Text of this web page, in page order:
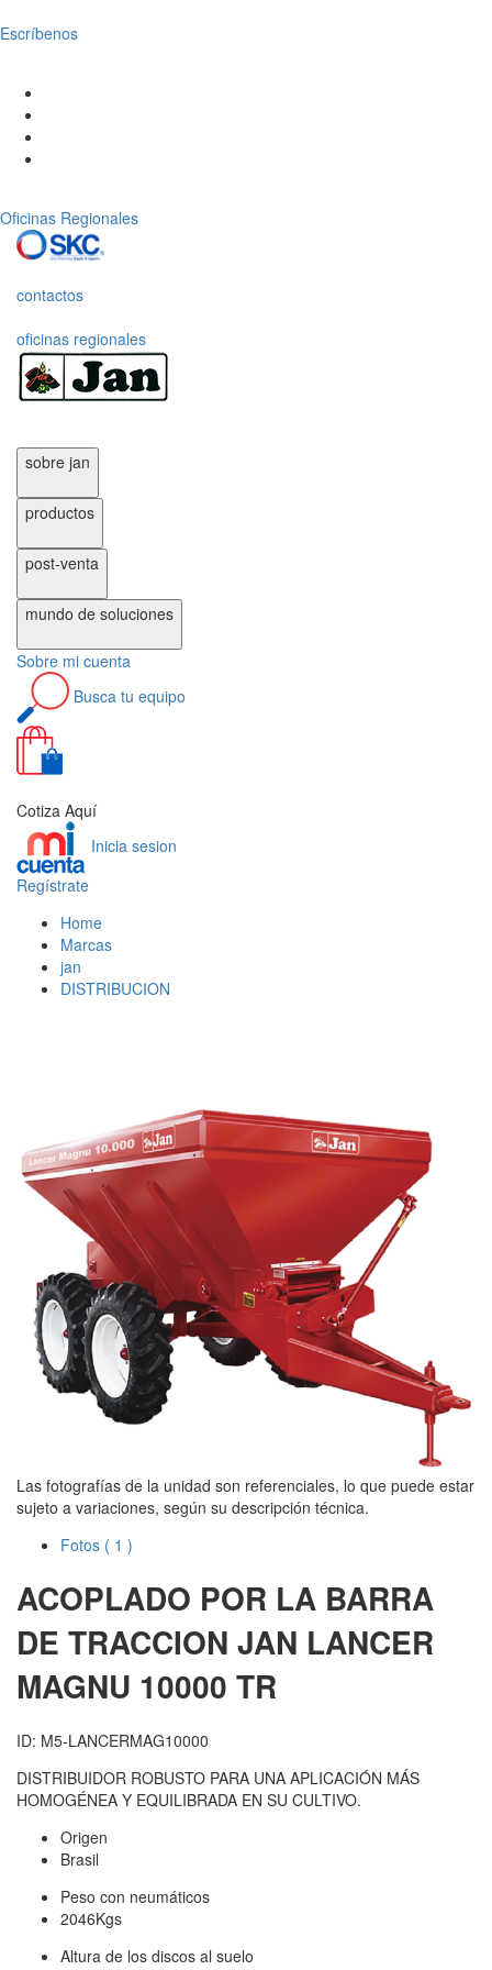
Escríbenos
Oficinas Regionales
contactos
oficinas regionales
sobre jan
productos
post-venta
mundo de soluciones
Sobre mi cuenta
Busca tu equipo
Cotiza Aquí
Inicia sesion
Regístrate
Home
Marcas
jan
DISTRIBUCION
Las fotografías de la unidad son referenciales, lo que puede estar
sujeto a variaciones, según su descripción técnica.
Fotos ( 1 )
ACOPLADO POR LA BARRA
DE TRACCION JAN LANCER
MAGNU 10000 TR
ID: M5-LANCERMAG10000
DISTRIBUIDOR ROBUSTO PARA UNA APLICACIÓN MÁS
HOMOGÉNEA Y EQUILIBRADA EN SU CULTIVO.
Origen
Brasil
Peso con neumáticos
2046Kgs
Altura de los discos al suelo